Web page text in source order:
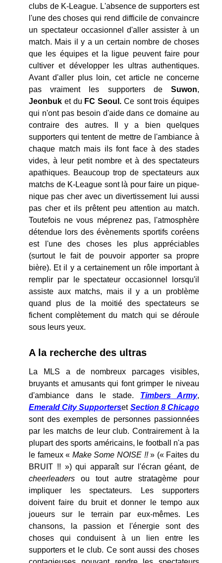
clubs de K-League. L'absence de supporters est
l'une des choses qui rend difficile de convaincre
un spectateur occasionnel d'aller assister à un
match. Mais il y a un certain nombre de choses
que les équipes et la ligue peuvent faire pour
cultiver et développer les ultras authentiques.
Avant d'aller plus loin, cet article ne concerne
pas vraiment les supporters de Suwon,
Jeonbuk et du FC Seoul. Ce sont trois équipes
qui n'ont pas besoin d'aide dans ce domaine au
contraire des autres. Il y a bien quelques
supporters qui tentent de mettre de l'ambiance à
chaque match mais ils font face à des stades
vides, à leur petit nombre et à des spectateurs
apathiques. Beaucoup trop de spectateurs aux
matchs de K-League sont là pour faire un pique-
nique pas cher avec un divertissement lui aussi
pas cher et ils prêtent peu attention au match.
Toutefois ne vous méprenez pas, l'atmosphère
détendue lors des évènements sportifs coréens
est l'une des choses les plus appréciables
(surtout le fait de pouvoir apporter sa propre
bière). Et il y a certainement un rôle important à
remplir par le spectateur occasionnel lorsqu'il
assiste aux matchs, mais il y a un problème
quand plus de la moitié des spectateurs se
fichent complètement du match qui se déroule
sous leurs yeux.
A la recherche des ultras
La MLS a de nombreux parcages visibles,
bruyants et amusants qui font grimper le niveau
d'ambiance dans le stade. Timbers Army,
Emerald City Supporterset Section 8 Chicago
sont des exemples de personnes passionnées
par les matchs de leur club. Contrairement à la
plupart des sports américains, le football n'a pas
le fameux « Make Some NOISE !!» (« Faites du
BRUIT !! ») qui apparaît sur l'écran géant, de
cheerleaders ou tout autre stratagème pour
impliquer les spectateurs. Les supporters
doivent faire du bruit et donner le tempo aux
joueurs sur le terrain par eux-mêmes. Les
chansons, la passion et l'énergie sont des
choses qui conduisent à un lien entre les
supporters et le club. Ce sont aussi des choses